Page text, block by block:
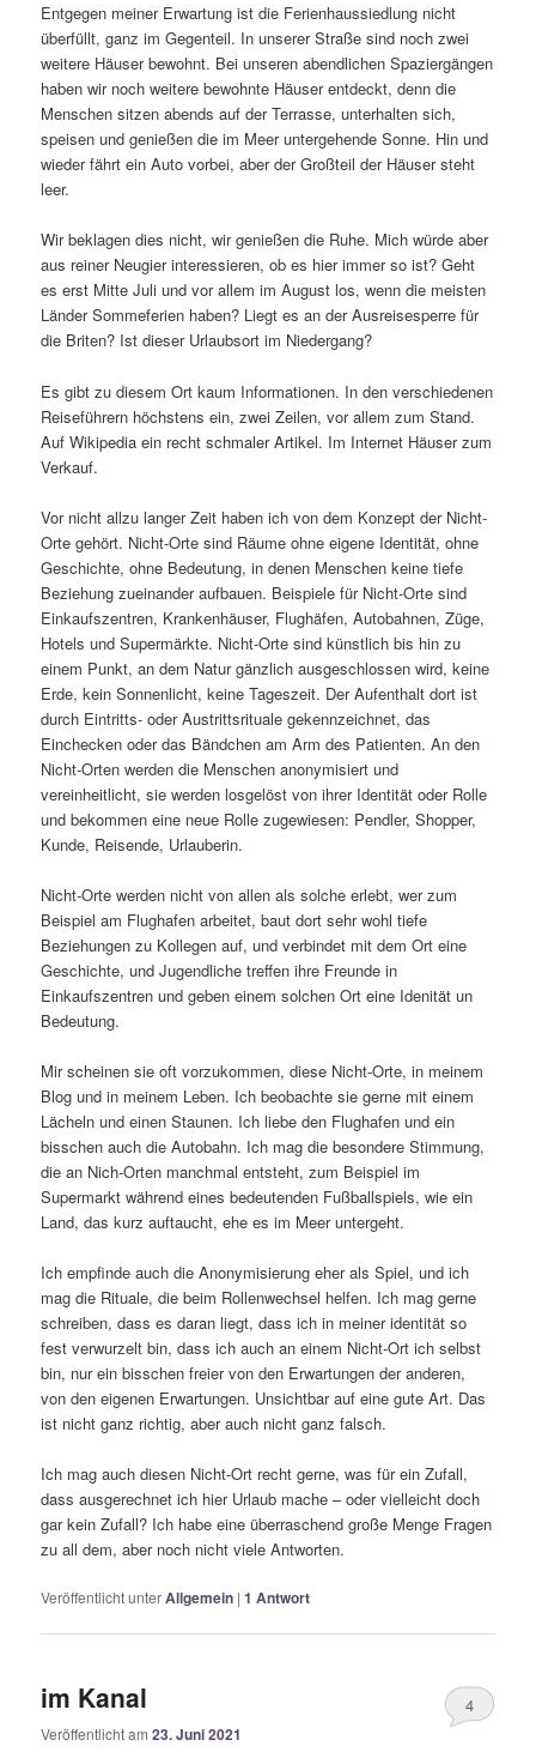
Entgegen meiner Erwartung ist die Ferienhaussiedlung nicht
überfüllt, ganz im Gegenteil. In unserer Straße sind noch zwei
weitere Häuser bewohnt. Bei unseren abendlichen Spaziergängen
haben wir noch weitere bewohnte Häuser entdeckt, denn die
Menschen sitzen abends auf der Terrasse, unterhalten sich,
speisen und genießen die im Meer untergehende Sonne. Hin und
wieder fährt ein Auto vorbei, aber der Großteil der Häuser steht
leer.
Wir beklagen dies nicht, wir genießen die Ruhe. Mich würde aber
aus reiner Neugier interessieren, ob es hier immer so ist? Geht
es erst Mitte Juli und vor allem im August los, wenn die meisten
Länder Sommeferien haben? Liegt es an der Ausreisesperre für
die Briten? Ist dieser Urlaubsort im Niedergang?
Es gibt zu diesem Ort kaum Informationen. In den verschiedenen
Reiseführern höchstens ein, zwei Zeilen, vor allem zum Stand.
Auf Wikipedia ein recht schmaler Artikel. Im Internet Häuser zum
Verkauf.
Vor nicht allzu langer Zeit haben ich von dem Konzept der Nicht-
Orte gehört. Nicht-Orte sind Räume ohne eigene Identität, ohne
Geschichte, ohne Bedeutung, in denen Menschen keine tiefe
Beziehung zueinander aufbauen. Beispiele für Nicht-Orte sind
Einkaufszentren, Krankenhäuser, Flughäfen, Autobahnen, Züge,
Hotels und Supermärkte. Nicht-Orte sind künstlich bis hin zu
einem Punkt, an dem Natur gänzlich ausgeschlossen wird, keine
Erde, kein Sonnenlicht, keine Tageszeit. Der Aufenthalt dort ist
durch Eintritts- oder Austrittsrituale gekennzeichnet, das
Einchecken oder das Bändchen am Arm des Patienten. An den
Nicht-Orten werden die Menschen anonymisiert und
vereinheitlicht, sie werden losgelöst von ihrer Identität oder Rolle
und bekommen eine neue Rolle zugewiesen: Pendler, Shopper,
Kunde, Reisende, Urlauberin.
Nicht-Orte werden nicht von allen als solche erlebt, wer zum
Beispiel am Flughafen arbeitet, baut dort sehr wohl tiefe
Beziehungen zu Kollegen auf, und verbindet mit dem Ort eine
Geschichte, und Jugendliche treffen ihre Freunde in
Einkaufszentren und geben einem solchen Ort eine Idenität un
Bedeutung.
Mir scheinen sie oft vorzukommen, diese Nicht-Orte, in meinem
Blog und in meinem Leben. Ich beobachte sie gerne mit einem
Lächeln und einen Staunen. Ich liebe den Flughafen und ein
bisschen auch die Autobahn. Ich mag die besondere Stimmung,
die an Nich-Orten manchmal entsteht, zum Beispiel im
Supermarkt während eines bedeutenden Fußballspiels, wie ein
Land, das kurz auftaucht, ehe es im Meer untergeht.
Ich empfinde auch die Anonymisierung eher als Spiel, und ich
mag die Rituale, die beim Rollenwechsel helfen. Ich mag gerne
schreiben, dass es daran liegt, dass ich in meiner identität so
fest verwurzelt bin, dass ich auch an einem Nicht-Ort ich selbst
bin, nur ein bisschen freier von den Erwartungen der anderen,
von den eigenen Erwartungen. Unsichtbar auf eine gute Art. Das
ist nicht ganz richtig, aber auch nicht ganz falsch.
Ich mag auch diesen Nicht-Ort recht gerne, was für ein Zufall,
dass ausgerechnet ich hier Urlaub mache – oder vielleicht doch
gar kein Zufall? Ich habe eine überraschend große Menge Fragen
zu all dem, aber noch nicht viele Antworten.
Veröffentlicht unterAllgemein |1 Antwort
im Kanal
Veröffentlicht am23. Juni 2021
4